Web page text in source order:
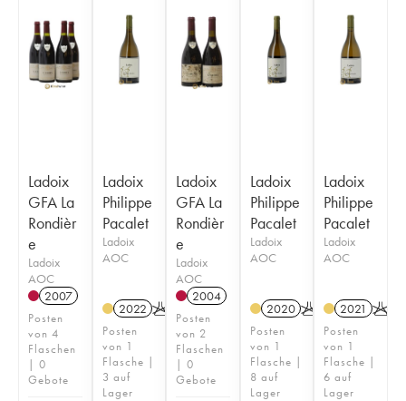
Ladoix
GFA La
Rondièr
e
Ladoix
AOC
2007
Posten
von 4
Flaschen
| 0
Gebote
Ladoix
Philippe
Pacalet
Ladoix
AOC
2022 K
Posten
von 1
Flasche |
3 auf
Lager
Ladoix
GFA La
Rondièr
e
Ladoix
AOC
2004
Posten
von 2
Flaschen
| 0
Gebote
Ladoix
Philippe
Pacalet
Ladoix
AOC
2020 K
Posten
von 1
Flasche |
8 auf
Lager
Ladoix
Philippe
Pacalet
Ladoix
AOC
2021 K
Posten
von 1
Flasche |
6 auf
Lager